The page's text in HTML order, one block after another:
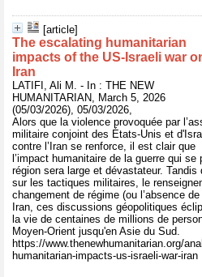
[article]
The escalating humanitarian
impacts of the US-Israeli war
Iran
LATIFI, Ali M. - In : THE NEW
HUMANITARIAN, March 5, 2026
(05/03/2026), 05/03/2026,
Alors que la violence provoquée par
militaire conjoint des États-Unis et
contre l’Iran se renforce, il est clair que
l’impact humanitaire de la guerre qui
région sera large et dévastateur.
sur les tactiques militaires, le
changement de régime (ou l’absence
Iran, ces discussions géopolitiques
la vie de centaines de millions de
Moyen-Orient jusqu'en Asie du Sud.
https://www.thenewhumanitarian.org/
humanitarian-impacts-us-israeli-war-iran